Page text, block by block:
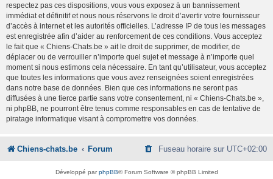
respectez pas ces dispositions, vous vous exposez à un bannissement
immédiat et définitif et nous nous réservons le droit d’avertir votre fournisseur
d’accès à internet et les autorités officielles. L’adresse IP de tous les messages
est enregistrée afin d’aider au renforcement de ces conditions. Vous acceptez
le fait que « Chiens-Chats.be » ait le droit de supprimer, de modifier, de
déplacer ou de verrouiller n’importe quel sujet et message à n’importe quel
moment si nous estimons cela nécessaire. En tant qu’utilisateur, vous acceptez
que toutes les informations que vous avez renseignées soient enregistrées
dans notre base de données. Bien que ces informations ne seront pas
diffusées à une tierce partie sans votre consentement, ni « Chiens-Chats.be »,
ni phpBB, ne pourront être tenus comme responsables en cas de tentative de
piratage informatique visant à compromettre vos données.
Chiens-chats.be Forum Fuseau horaire sur UTC+02:00
Développé parphpBB® Forum Software © phpBB Limited